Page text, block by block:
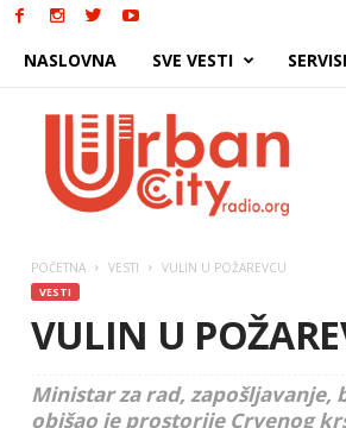
NASLOVNA SVE VESTI
POČETNA VESTI VULIN U POŽAREVCU
VESTI
VULIN U
Ministar za rad, zapošljavanje,
obišao je prostorije Crvenog